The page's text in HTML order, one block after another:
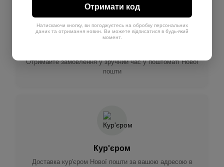
Отримайте замовлення у зручний час у поштоматі Нової
пошти
Кур'єром
Доставка кур'єром Нової пошти за вашою адресою в
Отримати код
Натискаючи кнопку, ви погоджуєтесь на обробку персональних
даних та отримання новин. Ви можете відписатися в будь-який
момент.